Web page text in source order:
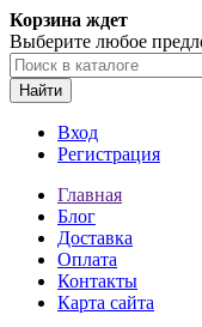
Корзина ждет
Выберите любое
Найти
Вход
Регистрация
Главная
Блог
Доставка
Оплата
Контакты
Карта сайта